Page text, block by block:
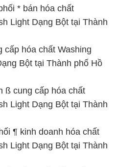
* bán hóa chất
Light Dạng Bột tại Thành
hóa chất Washing
Bột tại Thành phố Hồ
ß cung cấp hóa chất
Light Dạng Bột tại Thành
¶ kinh doanh hóa chất
Light Dạng Bột tại Thành